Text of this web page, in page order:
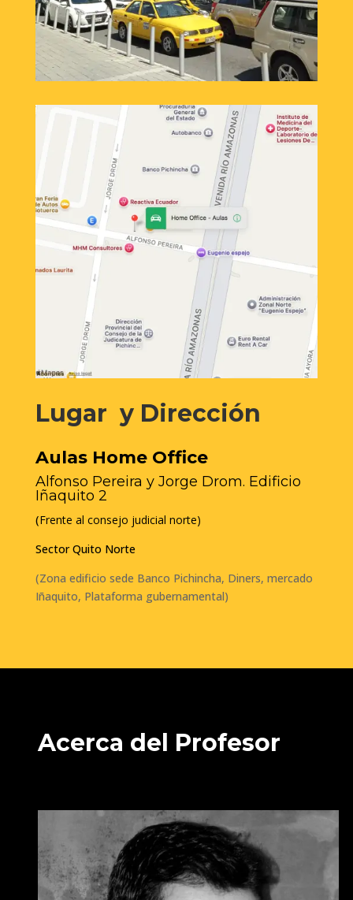
Lugar y Dirección
Aulas Home Office
Alfonso Pereira y Jorge Drom. Edificio
Iñaquito 2
(Frente al consejo judicial norte)
Sector Quito Norte
(Zona edificio sede Banco Pichincha, Diners, mercado
Iñaquito, Plataforma gubernamental)
Acerca del Profesor